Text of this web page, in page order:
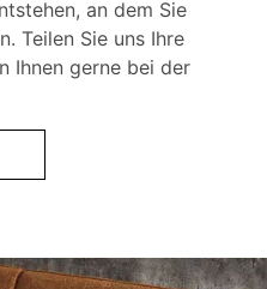
an dem Sie
Teilen Sie uns Ihre
Ihnen gerne bei der